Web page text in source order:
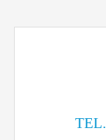
TEL.